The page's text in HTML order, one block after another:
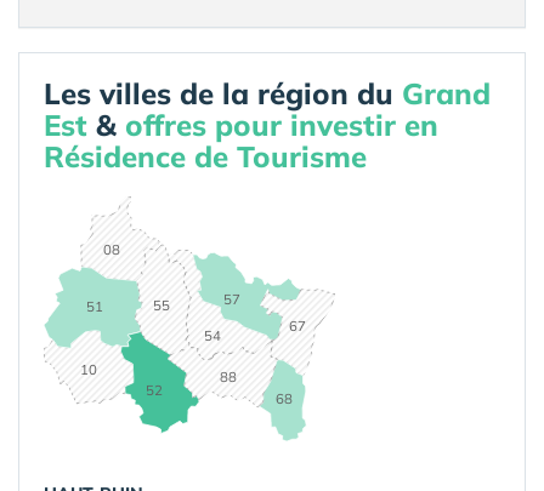
Les villes de la région du Grand
Est & offres pour investir en
Résidence de Tourisme
08
10
51
52
54
55
57
67
68
88